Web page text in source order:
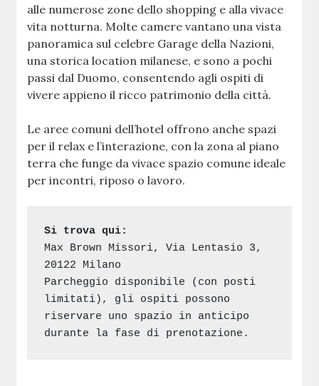
alle numerose zone dello shopping e alla vivace
vita notturna. Molte camere vantano una vista
panoramica sul celebre Garage della Nazioni,
una storica location milanese, e sono a pochi
passi dal Duomo, consentendo agli ospiti di
vivere appieno il ricco patrimonio della città.
Le aree comuni dell’hotel offrono anche spazi
per il relax e l’interazione, con la zona al piano
terra che funge da vivace spazio comune ideale
per incontri, riposo o lavoro.
Si trova qui:
Max Brown Missori, Via Lentasio 3,
20122 Milano
Parcheggio disponibile (con posti
limitati), gli ospiti possono
riservare uno spazio in anticipo
durante la fase di prenotazione.